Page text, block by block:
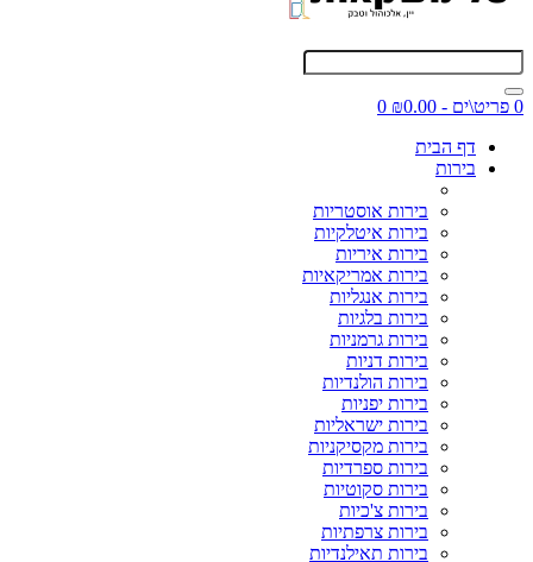
0 פריט\ים - ₪0.00
0
דף הבית
בירות
בירות אוסטריות
בירות איטלקיות
בירות איריות
בירות אמריקאיות
בירות אנגליות
בירות בלגיות
בירות גרמניות
בירות דניות
בירות הולנדיות
בירות יפניות
בירות ישראליות
בירות מקסיקניות
בירות ספרדיות
בירות סקוטיות
בירות צ'כיות
בירות צרפתיות
בירות תאילנדיות